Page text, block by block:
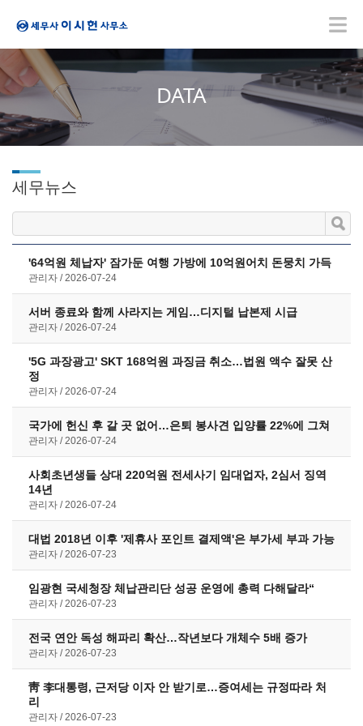
DATA
세무뉴스
'64억원 체납자' 잠가둔 여행 가방에 10억원어치 돈뭉치 가득
관리자 2026-07-24
서버 종료와 함께 사라지는 게임…디지털 납본제 시급
관리자 2026-07-24
'5G 과장광고' SKT 168억원 과징금 취소…법원 액수 잘못 산
정
관리자 2026-07-24
국가에 헌신 후 갈 곳 없어…은퇴 봉사견 입양률 22%에 그쳐
관리자 2026-07-24
사회초년생들 상대 220억원 전세사기 임대업자, 2심서 징역
14년
관리자 2026-07-24
대법 2018년 이후 '제휴사 포인트 결제액'은 부가세 부과 가능
관리자 2026-07-23
임광현 국세청장 체납관리단 성공 운영에 총력 다해달라“
관리자 2026-07-23
전국 연안 독성 해파리 확산…작년보다 개체수 5배 증가
관리자 2026-07-23
靑 李대통령, 근저당 이자 안 받기로…증여세는 규정따라 처
리
관리자 2026-07-23